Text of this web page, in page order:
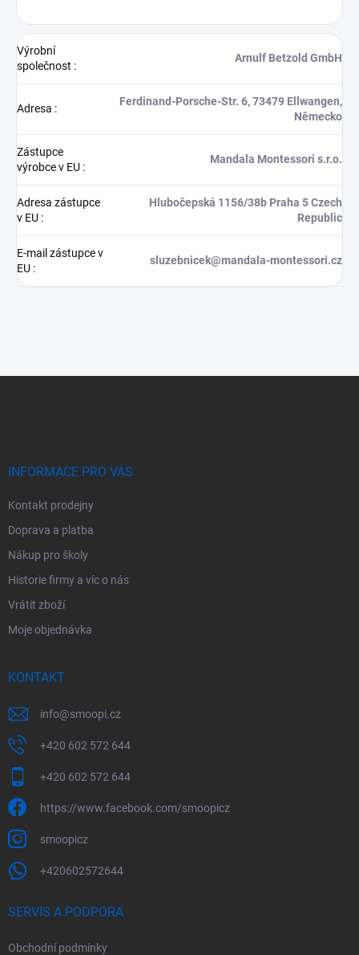
Výrobní
společnost :
Arnulf Betzold GmbH
Adresa :
Ferdinand-Porsche-Str. 6, 73479 Ellwangen,
Německo
Zástupce
výrobce v EU :
Mandala Montessori s.r.o.
Adresa zástupce
v EU :
Hlubočepská 1156/38b Praha 5 Czech
Republic
E-mail zástupce v
EU :
sluzebnicek@mandala-montessori.cz
INFORMACE PRO VÁS
Kontakt prodejny
Doprava a platba
Nákup pro školy
Historie firmy a víc o nás
Vrátit zboží
Moje objednávka
KONTAKT
info@smoopi.cz
+420 602 572 644
+420 602 572 644
https://www.facebook.com/smoopicz
smoopicz
+420602572644
SERVIS A PODPORA
Obchodní podmínky